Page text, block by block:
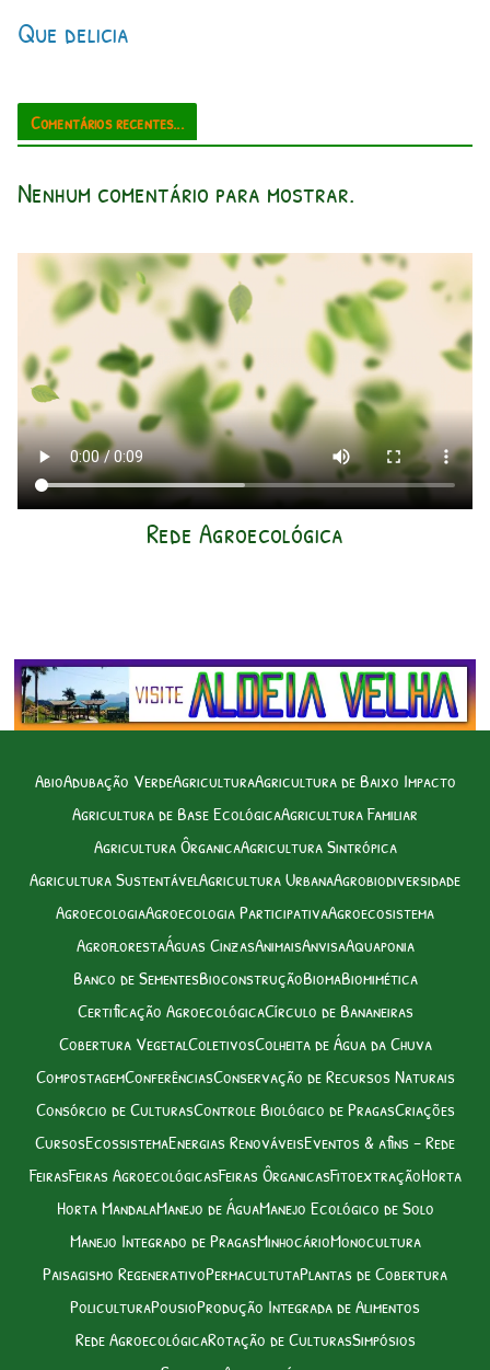
Que delicia
Comentários recentes...
Nenhum comentário para mostrar.
Rede Agroecológica
AbioAdubação VerdeAgriculturaAgricultura de Baixo Impacto
Agricultura de Base EcológicaAgricultura Familiar
Agricultura ÔrganicaAgricultura Sintrópica
Agricultura SustentávelAgricultura UrbanaAgrobiodiversidade
AgroecologiaAgroecologia ParticipativaAgroecosistema
AgroflorestaÁguas CinzasAnimaisAnvisaAquaponia
Banco de SementesBioconstruçãoBiomaBiomimética
Certificação AgroecológicaCírculo de Bananeiras
Cobertura VegetalColetivosColheita de Água da Chuva
CompostagemConferênciasConservação de Recursos Naturais
Consórcio de CulturasControle Biológico de PragasCriações
CursosEcossistemaEnergias RenováveisEventos & afins – Rede
FeirasFeiras AgroecológicasFeiras ÔrganicasFitoextraçãoHorta
Horta MandalaManejo de ÁguaManejo Ecológico de Solo
Manejo Integrado de PragasMinhocárioMonocultura
Paisagismo RegenerativoPermacultutaPlantas de Cobertura
PoliculturaPousioProdução Integrada de Alimentos
Rede AgroecológicaRotação de CulturasSimpósios